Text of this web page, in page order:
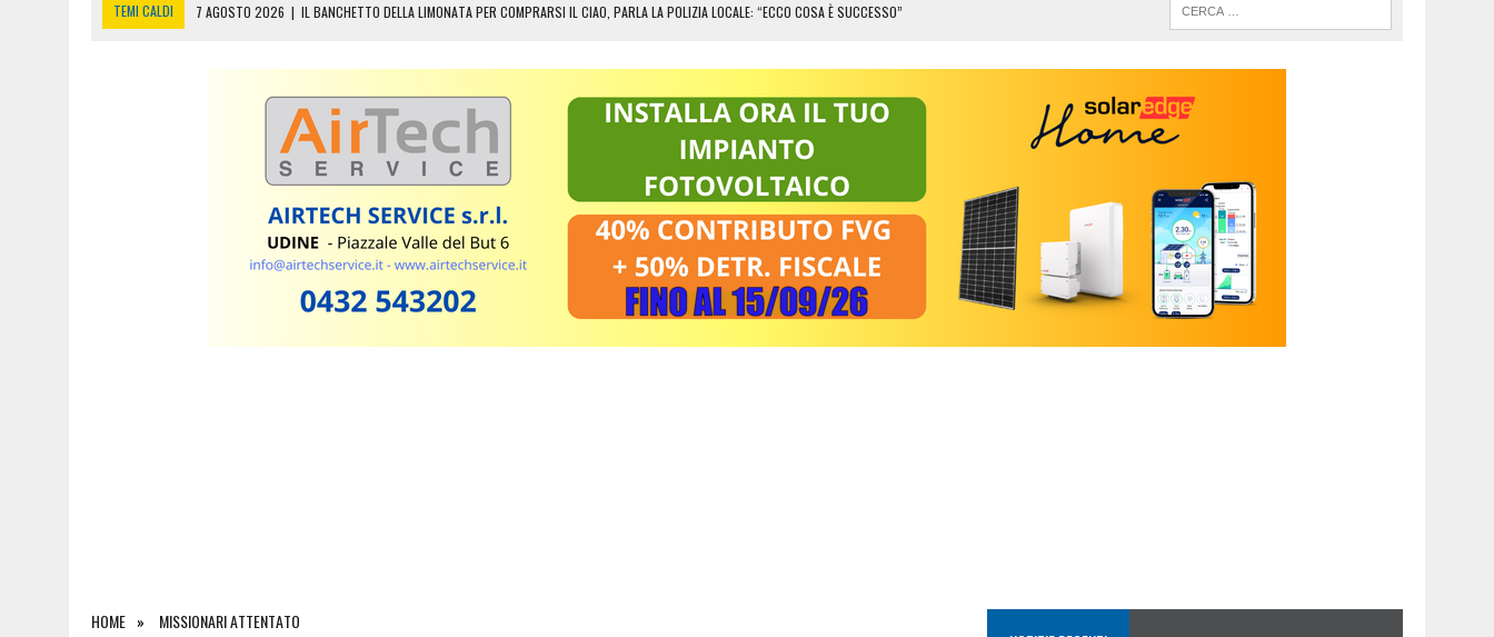
TEMI CALDI 7 AGOSTO 2026 | IL BANCHETTO DELLA LIMONATA PER COMPRARSI IL CIAO, PARLA LA POLIZIA LOCALE: “ECCO COSA È SUCCESSO”
UN TAP, 10 BIGLIETTI: SUI BUS DI UDINE ARRIVA IL CONTACTLESS PER VIAGGIARE IN GRUPPO
ESTATE E CANI, SCATTANO I CONTROLLI IN FVG: NEL MIRINO ABBANDONI E REGOLE NON RISPETTATE
HOME MISSIONARI ATTENTATO